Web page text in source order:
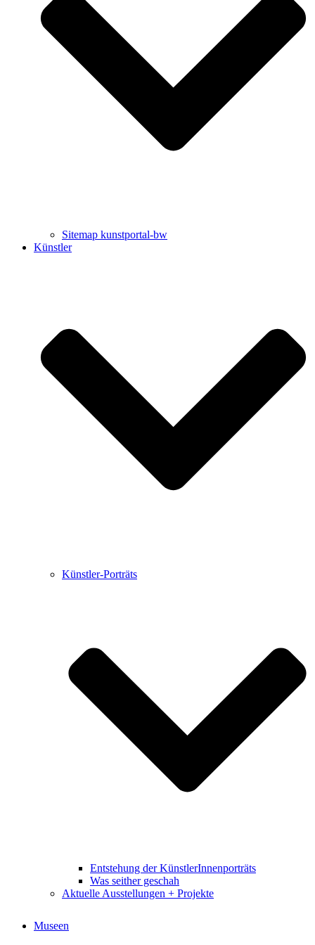
Uli Rothfuss
Harald Schwiers
Buchbesprechungen von Harald Schwiers
Haralds Streifzüge
Hörtipps von Harald Schwiers
Kunstausflüge mit Sigrid Balke
Marc Peschke – Out of The Länd
Buchtipps von Uli Rothfuss
Sitemap kunstportal-bw
Künstler
Künstler-Porträts
Entstehung der KünstlerInnenporträts
Was seither geschah
Aktuelle Ausstellungen + Projekte
Museen